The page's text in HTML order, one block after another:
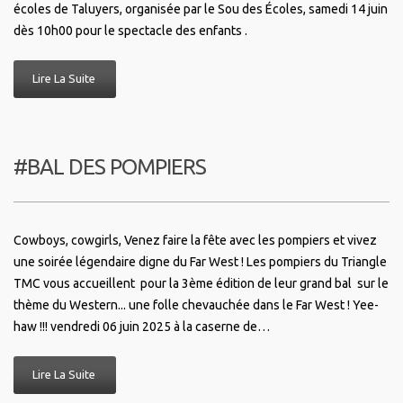
écoles de Taluyers, organisée par le Sou des Écoles, samedi 14 juin
dès 10h00 pour le spectacle des enfants .
Lire La Suite
#BAL DES POMPIERS
Cowboys, cowgirls, Venez faire la fête avec les pompiers et vivez
une soirée légendaire digne du Far West ! Les pompiers du Triangle
TMC vous accueillent pour la 3ème édition de leur grand bal sur le
thème du Western... une folle chevauchée dans le Far West ! Yee-
haw !!! vendredi 06 juin 2025 à la caserne de…
Lire La Suite